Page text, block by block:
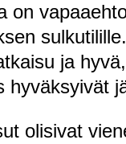
on
ja
hyväksyivät
olisivat